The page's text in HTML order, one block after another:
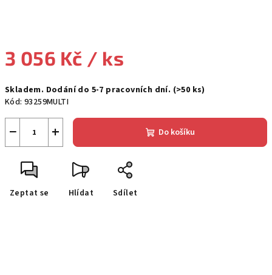
3 056 Kč / ks
cena:
Skladem. Dodání do 5-7 pracovních dní. (>50 ks)
Kód: 93259MULTI
+
− Do košíku
Zeptat se Hlídat Sdílet